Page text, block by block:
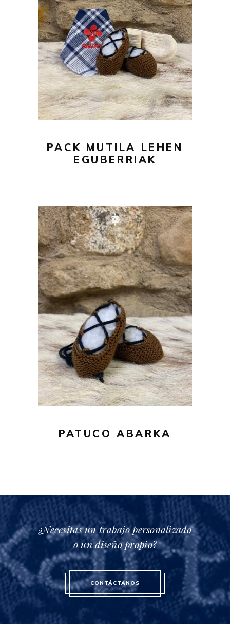
43,00€
AÑADIR AL CARRITO
PACK MUTILA LEHEN
EGUBERRIAK
29,00€
AÑADIR AL CARRITO
PATUCO ABARKA
¿Necesitas un trabajo personalizado
o un diseño propio?
CONTÁCTANOS